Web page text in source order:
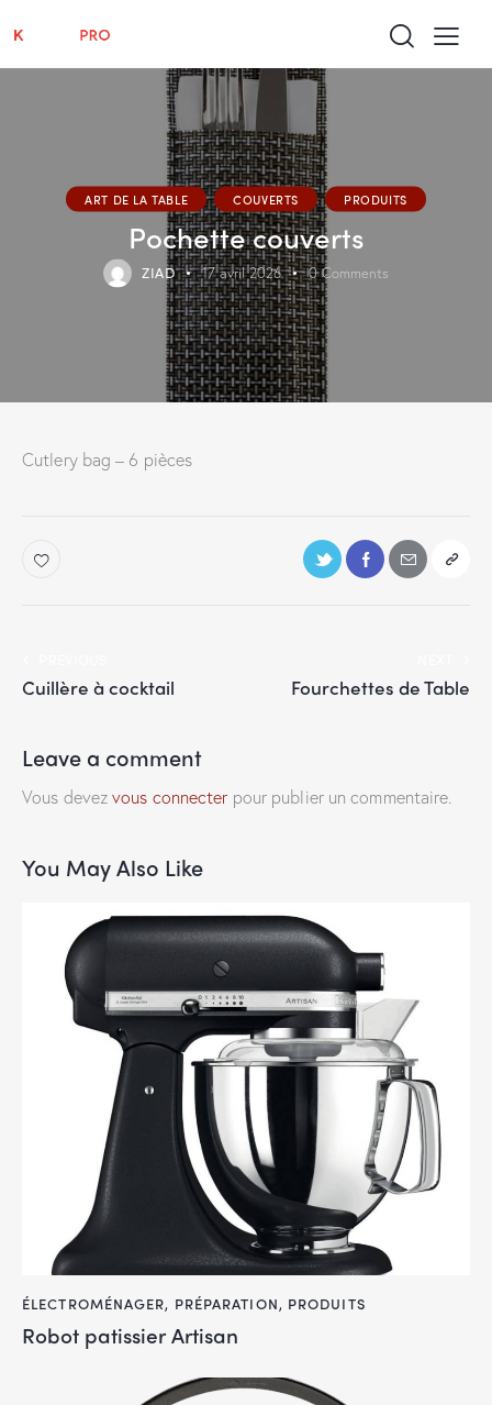
ART DE LA TABLE COUVERTS PRODUITS
Pochette couverts
ZIAD 17 avril 2026 0 Comments
Cutlery bag – 6 pièces
Cuillère à cocktail Fourchettes de Table
Leave a comment
Vous devezvous connecter pour publier un commentaire.
You May Also Like
ÉLECTROMÉNAGER, PRÉPARATION, PRODUITS
Robot patissier Artisan